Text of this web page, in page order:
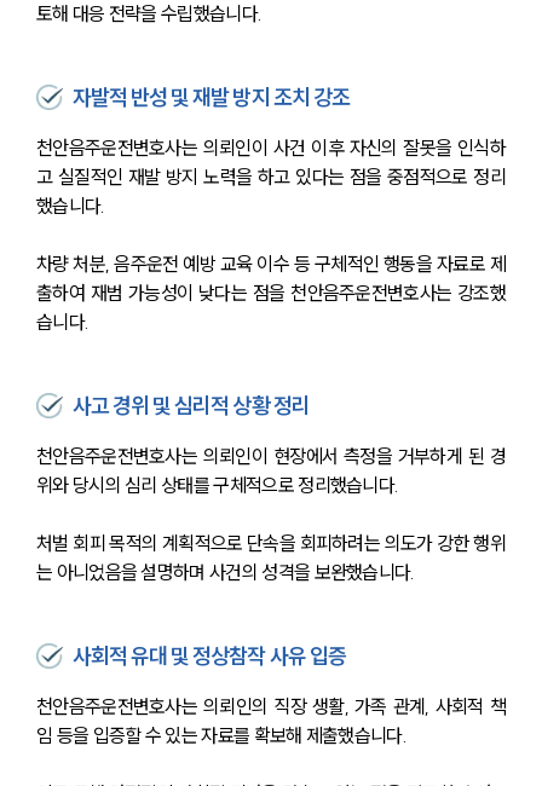
토해 대응 전략을 수립했습니다.
자발적 반성 및 재발 방지 조치 강조
천안음주운전변호사는 의뢰인이 사건 이후 자신의 잘못을 인식하
고 실질적인 재발 방지 노력을 하고 있다는 점을 중점적으로 정리
했습니다.
차량 처분, 음주운전 예방 교육 이수 등 구체적인 행동을 자료로 제
출하여 재범 가능성이 낮다는 점을 천안음주운전변호사는 강조했
습니다.
사고 경위 및 심리적 상황 정리
천안음주운전변호사는 의뢰인이 현장에서 측정을 거부하게 된 경
위와 당시의 심리 상태를 구체적으로 정리했습니다.
처벌 회피 목적의 계획적으로 단속을 회피하려는 의도가 강한 행위
는 아니었음을 설명하며 사건의 성격을 보완했습니다.
사회적 유대 및 정상참작 사유 입증
천안음주운전변호사는 의뢰인의 직장 생활, 가족 관계, 사회적 책
임 등을 입증할 수 있는 자료를 확보해 제출했습니다.